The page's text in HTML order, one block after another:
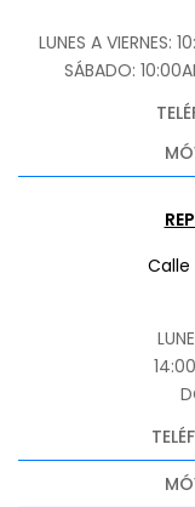
LUNES A
SÁBADO:
Calle